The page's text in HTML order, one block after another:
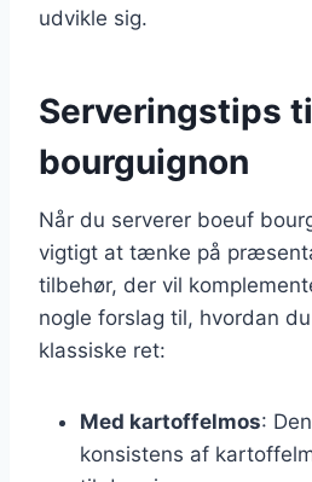
udvikle sig.
Serveringstips
bourguignon
Når du serverer boeuf
vigtigt at tænke på
tilbehør, der vil
nogle forslag til, hvordan
klassiske ret:
Med kartoffelmos:
konsistens af